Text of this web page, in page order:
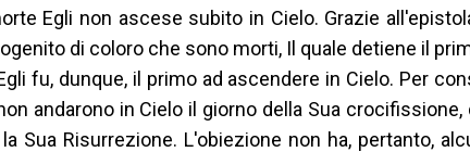
Egli non ascese subito in Cielo. Grazie
di coloro che sono morti, Il quale detiene il
fu, dunque, il primo ad ascendere in Cielo. Per
andarono in Cielo il giorno della Sua
Sua Risurrezione. L'obiezione non ha, pertanto,